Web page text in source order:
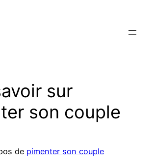
sur
son couple
de pimenter son couple